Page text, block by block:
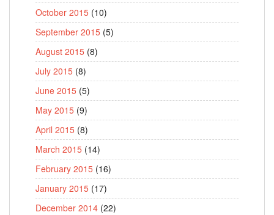
October 2015 (10)
September 2015 (5)
August 2015 (8)
July 2015 (8)
June 2015 (5)
May 2015 (9)
April 2015 (8)
March 2015 (14)
February 2015 (16)
January 2015 (17)
December 2014 (22)